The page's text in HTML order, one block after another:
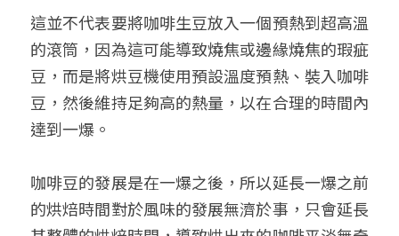
這並不代表要將咖啡生豆放入一個預熱到超高溫
的滾筒，因為這可能導致燒焦或邊緣燒焦的瑕疵
豆，而是將烘豆機使用預設溫度預熱、裝入咖啡
豆，然後維持足夠高的熱量，以在合理的時間內
達到一爆。
咖啡豆的發展是在一爆之後，所以延長一爆之前
的烘焙時間對於風味的發展無濟於事，只會延長